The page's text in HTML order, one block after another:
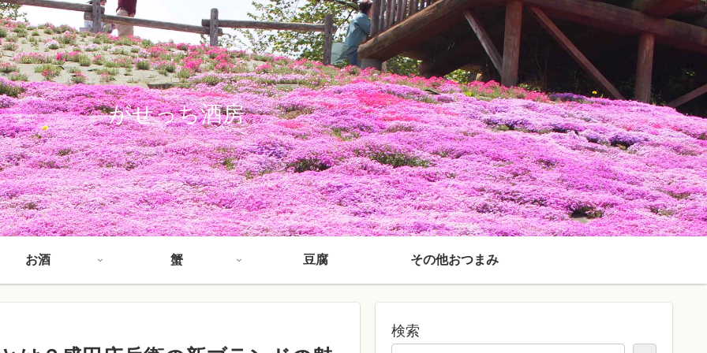
がせっち酒房
お酒 蟹 豆腐 その他おつまみ
検索